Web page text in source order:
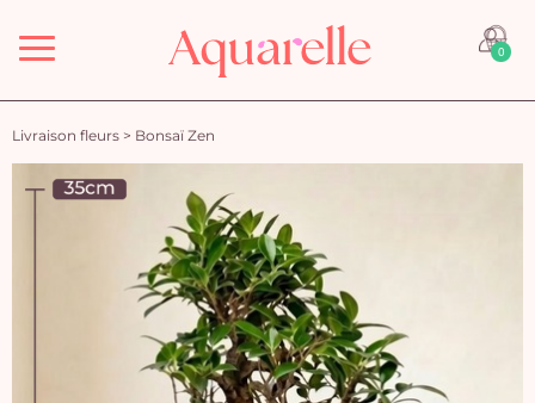
Menu 0
Livraison fleurs > Bonsaï Zen